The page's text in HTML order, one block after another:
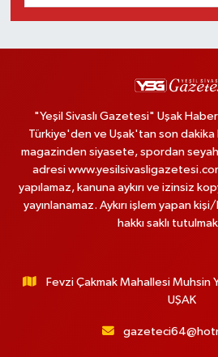
"Yeşil Sivaslı Gazetesi" Uşak
Türkiye'den ve Uşak'tan son dakika
magazinden siyasete, spordan
adresi
yapılamaz, kanuna aykırı ve izinsiz
yayınlanamaz. Aykırı işlem yapan
hakkı saklı
Fevzi Çakmak Mahallesi Muhsin
UŞAK